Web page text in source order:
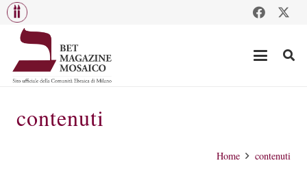
contenuti
Home contenuti